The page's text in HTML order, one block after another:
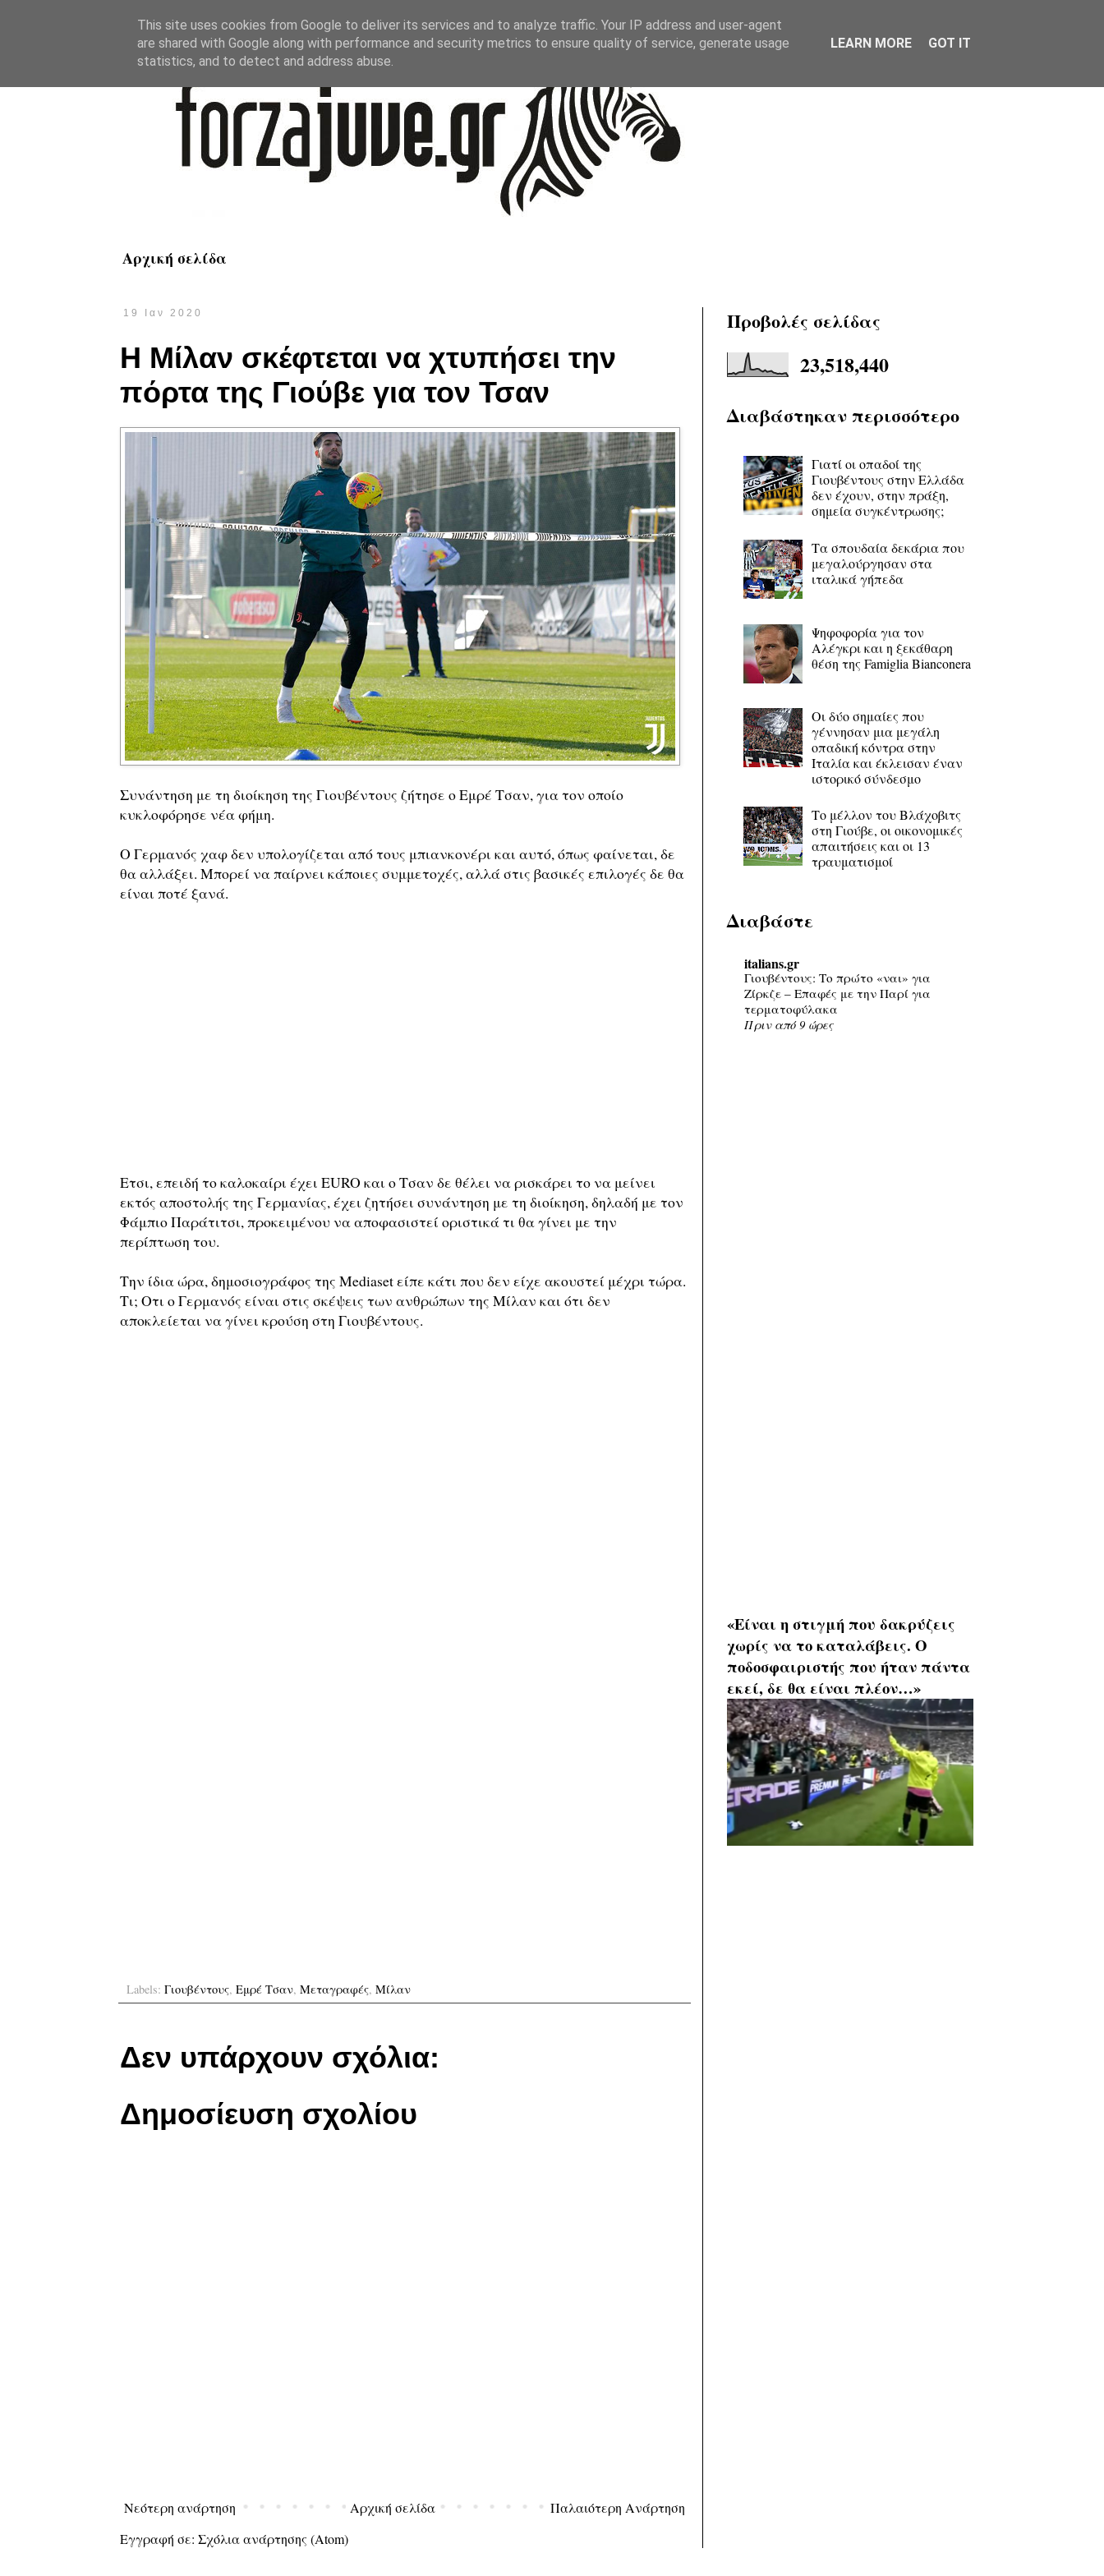
Αρχική σελίδα
19 Ιαν 2020
Η Μίλαν σκέφτεται να χτυπήσει την
πόρτα της Γιούβε για τον Τσαν
Συνάντηση με τη διοίκηση της Γιουβέντους ζήτησε ο Εμρέ Τσαν, για τον οποίο
κυκλοφόρησε νέα φήμη.
Ο Γερμανός χαφ δεν υπολογίζεται από τους μπιανκονέρι και αυτό, όπως φαίνεται, δε
θα αλλάξει. Μπορεί να παίρνει κάποιες συμμετοχές, αλλά στις βασικές επιλογές δε θα
είναι ποτέ ξανά.
Ετσι, επειδή το καλοκαίρι έχει EURO και ο Τσαν δε θέλει να ρισκάρει το να μείνει
εκτός αποστολής της Γερμανίας, έχει ζητήσει συνάντηση με τη διοίκηση, δηλαδή με τον
Φάμπιο Παράτιτσι, προκειμένου να αποφασιστεί οριστικά τι θα γίνει με την
περίπτωση του.
Την ίδια ώρα, δημοσιογράφος της Mediaset είπε κάτι που δεν είχε ακουστεί μέχρι τώρα.
Τι; Οτι ο Γερμανός είναι στις σκέψεις των ανθρώπων της Μίλαν και ότι δεν
αποκλείεται να γίνει κρούση στη Γιουβέντους.
Labels: Γιουβέντους, Εμρέ Τσαν, Μεταγραφές, Μίλαν
Δεν υπάρχουν σχόλια:
Δημοσίευση σχολίου
Νεότερη ανάρτηση Παλαιότερη Ανάρτηση
Αρχική σελίδα
Εγγραφή σε: Σχόλια ανάρτησης (Atom)
Προβολές σελίδας
23,518,440
Διαβάστηκαν περισσότερο
Γιατί οι οπαδοί της
Γιουβέντους στην Ελλάδα
δεν έχουν, στην πράξη,
σημεία συγκέντρωσης;
Τα σπουδαία δεκάρια που
μεγαλούργησαν στα
ιταλικά γήπεδα
Ψηφοφορία για τον
Αλέγκρι και η ξεκάθαρη
θέση της Famiglia Bianconera
Οι δύο σημαίες που
γέννησαν μια μεγάλη
οπαδική κόντρα στην
Ιταλία και έκλεισαν έναν
ιστορικό σύνδεσμο
Το μέλλον του Βλάχοβιτς
στη Γιούβε, οι οικονομικές
απαιτήσεις και οι 13
τραυματισμοί
Διαβάστε
italians.gr
Γιουβέντους: Το πρώτο «ναι» για
Ζίρκζε – Επαφές με την Παρί για
τερματοφύλακα
Πριν από 9 ώρες
«Είναι η στιγμή που δακρύζεις
χωρίς να το καταλάβεις. Ο
ποδοσφαιριστής που ήταν πάντα
εκεί, δε θα είναι πλέον…»
This site uses cookies from Google to deliver its services and to analyze traffic. Your IP address and user-agent
are shared with Google along with performance and security metrics to ensure quality of service, generate usage
statistics, and to detect and address abuse.
LEARN MORE GOT IT